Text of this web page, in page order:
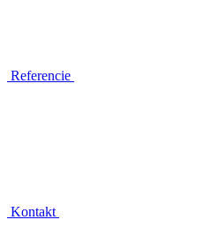
Referencie
Kontakt